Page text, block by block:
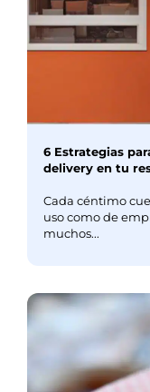
6 Estrategias
delivery en tu
Cada céntimo
uso como de
muchos...